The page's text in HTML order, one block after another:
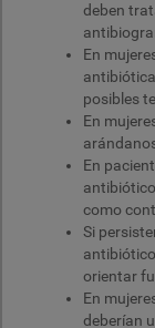
deben
En
posibles
En
En
como
Si
orientar
En
deberían